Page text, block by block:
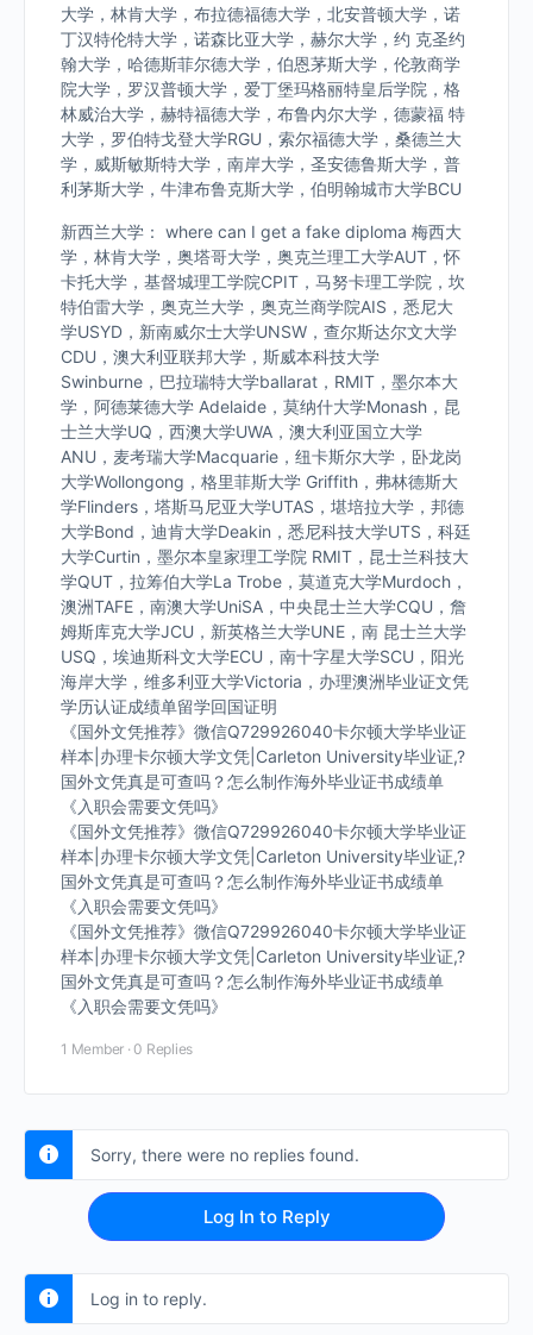
大学，林肯大学，布拉德福德大学，北安普顿大学，诺
丁汉特伦特大学，诺森比亚大学，赫尔大学，约 克圣约
翰大学，哈德斯菲尔德大学，伯恩茅斯大学，伦敦商学
院大学，罗汉普顿大学，爱丁堡玛格丽特皇后学院，格
林威治大学，赫特福德大学，布鲁内尔大学，德蒙福 特
大学，罗伯特戈登大学RGU，索尔福德大学，桑德兰大
学，威斯敏斯特大学，南岸大学，圣安德鲁斯大学，普
利茅斯大学，牛津布鲁克斯大学，伯明翰城市大学BCU
新西兰大学： where can I get a fake diploma 梅西大
学，林肯大学，奥塔哥大学，奥克兰理工大学AUT，怀
卡托大学，基督城理工学院CPIT，马努卡理工学院，坎
特伯雷大学，奥克兰大学，奥克兰商学院AIS，悉尼大
学USYD，新南威尔士大学UNSW，查尔斯达尔文大学
CDU，澳大利亚联邦大学，斯威本科技大学
Swinburne，巴拉瑞特大学ballarat，RMIT，墨尔本大
学，阿德莱德大学 Adelaide，莫纳什大学Monash，昆
士兰大学UQ，西澳大学UWA，澳大利亚国立大学
ANU，麦考瑞大学Macquarie，纽卡斯尔大学，卧龙岗
大学Wollongong，格里菲斯大学 Griffith，弗林德斯大
学Flinders，塔斯马尼亚大学UTAS，堪培拉大学，邦德
大学Bond，迪肯大学Deakin，悉尼科技大学UTS，科廷
大学Curtin，墨尔本皇家理工学院 RMIT，昆士兰科技大
学QUT，拉筹伯大学La Trobe，莫道克大学Murdoch，
澳洲TAFE，南澳大学UniSA，中央昆士兰大学CQU，詹
姆斯库克大学JCU，新英格兰大学UNE，南 昆士兰大学
USQ，埃迪斯科文大学ECU，南十字星大学SCU，阳光
海岸大学，维多利亚大学Victoria，办理澳洲毕业证文凭
学历认证成绩单留学回国证明
《国外文凭推荐》微信Q729926040卡尔顿大学毕业证
样本|办理卡尔顿大学文凭|Carleton University毕业证,?
国外文凭真是可查吗？怎么制作海外毕业证书成绩单
《入职会需要文凭吗》
《国外文凭推荐》微信Q729926040卡尔顿大学毕业证
样本|办理卡尔顿大学文凭|Carleton University毕业证,?
国外文凭真是可查吗？怎么制作海外毕业证书成绩单
《入职会需要文凭吗》
《国外文凭推荐》微信Q729926040卡尔顿大学毕业证
样本|办理卡尔顿大学文凭|Carleton University毕业证,?
国外文凭真是可查吗？怎么制作海外毕业证书成绩单
《入职会需要文凭吗》
1 Member · 0 Replies
Sorry, there were no replies found.
Log In to Reply
Log in to reply.